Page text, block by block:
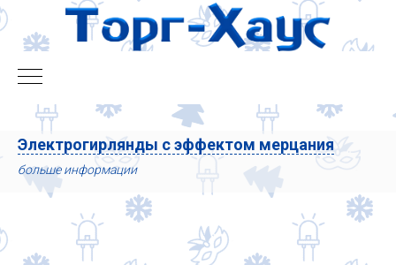
Электрогирлянды c эффектом мерцания
больше информации